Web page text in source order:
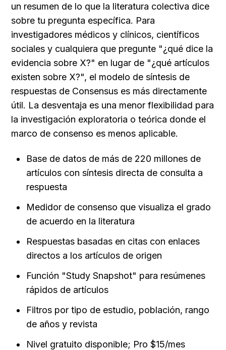
un resumen de lo que la literatura colectiva dice
sobre tu pregunta específica. Para
investigadores médicos y clínicos, científicos
sociales y cualquiera que pregunte "¿qué dice la
evidencia sobre X?" en lugar de "¿qué artículos
existen sobre X?", el modelo de síntesis de
respuestas de Consensus es más directamente
útil. La desventaja es una menor flexibilidad para
la investigación exploratoria o teórica donde el
marco de consenso es menos aplicable.
Base de datos de más de 220 millones de
artículos con síntesis directa de consulta a
respuesta
Medidor de consenso que visualiza el grado
de acuerdo en la literatura
Respuestas basadas en citas con enlaces
directos a los artículos de origen
Función "Study Snapshot" para resúmenes
rápidos de artículos
Filtros por tipo de estudio, población, rango
de años y revista
Nivel gratuito disponible; Pro $15/mes